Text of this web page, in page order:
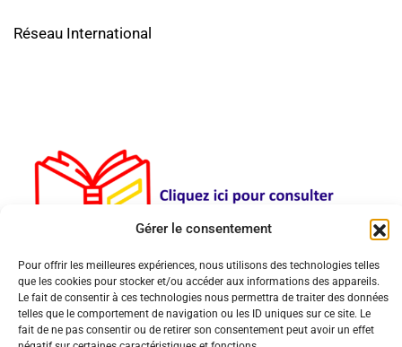
Gérer le consentement
Pour offrir les meilleures expériences, nous utilisons des technologies telles
que les cookies pour stocker et/ou accéder aux informations des appareils.
Le fait de consentir à ces technologies nous permettra de traiter des données
telles que le comportement de navigation ou les ID uniques sur ce site. Le
fait de ne pas consentir ou de retirer son consentement peut avoir un effet
Réseau International